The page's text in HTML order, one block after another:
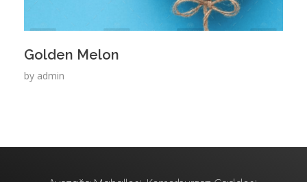
Golden Melon
by admin